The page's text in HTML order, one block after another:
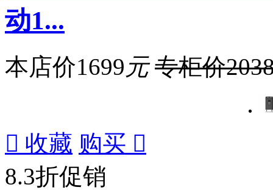
动1...
本店价1699 元 专柜价
 收藏 购买 
8.3折促销